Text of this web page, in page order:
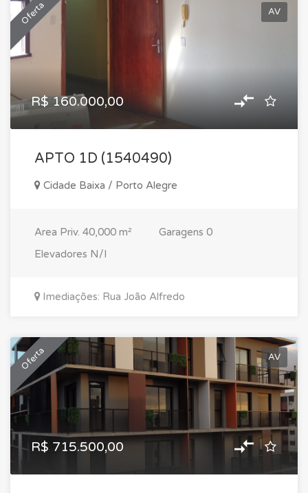
Oferta AV
R$ 160.000,00
APTO 1D (1540490)
Cidade Baixa / Porto Alegre
Area Priv. 40,000 m² Garagens 0
Elevadores N/I
Imediações: Rua João Alfredo
Oferta AV
R$ 715.500,00